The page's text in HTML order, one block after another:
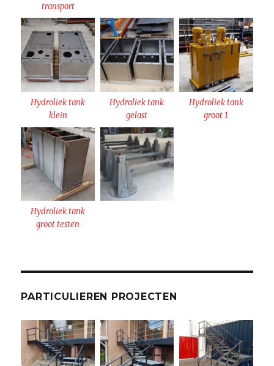
transport
Hydroliek tank
klein
Hydroliek tank
gelast
Hydroliek tank
groot 1
Hydroliek tank
groot testen
PARTICULIEREN PROJECTEN